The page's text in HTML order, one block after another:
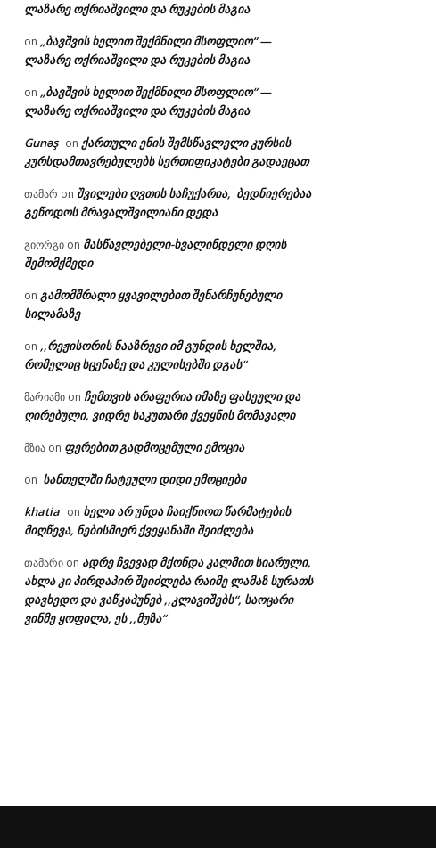
ლაზარე ოქრიაშვილი და რუკების მაგია
on „ბავშვის ხელით შექმნილი მსოფლიო“ —
ლაზარე ოქრიაშვილი და რუკების მაგია
on „ბავშვის ხელით შექმნილი მსოფლიო“ —
ლაზარე ოქრიაშვილი და რუკების მაგია
Gunəş on ქართული ენის შემსწავლელი კურსის
კურსდამთავრებულებს სერთიფიკატები გადაეცათ
თამარ on შვილები ღვთის საჩუქარია, ბედნიერებაა
გეწოდოს მრავალშვილიანი დედა
გიორგი on მასწავლებელი-ხვალინდელი დღის
შემომქმედი
on გამომშრალი ყვავილებით შენარჩუნებული
სილამაზე
on ,,რეჟისორის ნააზრევი იმ გუნდის ხელშია,
რომელიც სცენაზე და კულისებში დგას“
მარიამი on ჩემთვის არაფერია იმაზე ფასეული და
ღირებული, ვიდრე საკუთარი ქვეყნის მომავალი
მზია on ფერებით გადმოცემული ემოცია
on სანთელში ჩატეული დიდი ემოციები
khatia on ხელი არ უნდა ჩაიქნიოთ წარმატების
მიღწევა, ნებისმიერ ქვეყანაში შეიძლება
თამარი on ადრე ჩვევად მქონდა კალმით სიარული,
ახლა კი პირდაპირ შეიძლება რაიმე ლამაზ სურათს
დავხედო და ვაწკაპუნებ ,,კლავიშებს“, საოცარი
ვინმე ყოფილა, ეს ,,მუზა“